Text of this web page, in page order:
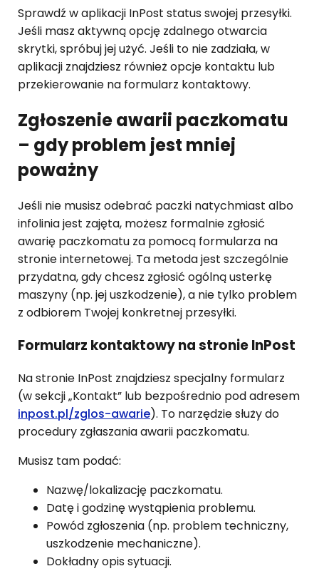
Sprawdź w aplikacji InPost status swojej przesyłki.
Jeśli masz aktywną opcję zdalnego otwarcia
skrytki, spróbuj jej użyć. Jeśli to nie zadziała, w
aplikacji znajdziesz również opcje kontaktu lub
przekierowanie na formularz kontaktowy.
Zgłoszenie awarii paczkomatu
– gdy problem jest mniej
poważny
Jeśli nie musisz odebrać paczki natychmiast albo
infolinia jest zajęta, możesz formalnie zgłosić
awarię paczkomatu za pomocą formularza na
stronie internetowej. Ta metoda jest szczególnie
przydatna, gdy chcesz zgłosić ogólną usterkę
maszyny (np. jej uszkodzenie), a nie tylko problem
z odbiorem Twojej konkretnej przesyłki.
Formularz kontaktowy na stronie InPost
Na stronie InPost znajdziesz specjalny formularz
(w sekcji „Kontakt” lub bezpośrednio pod adresem
inpost.pl/zglos-awarie). To narzędzie służy do
procedury zgłaszania awarii paczkomatu.
Musisz tam podać:
Nazwę/lokalizację paczkomatu.
Datę i godzinę wystąpienia problemu.
Powód zgłoszenia (np. problem techniczny,
uszkodzenie mechaniczne).
Dokładny opis sytuacji.